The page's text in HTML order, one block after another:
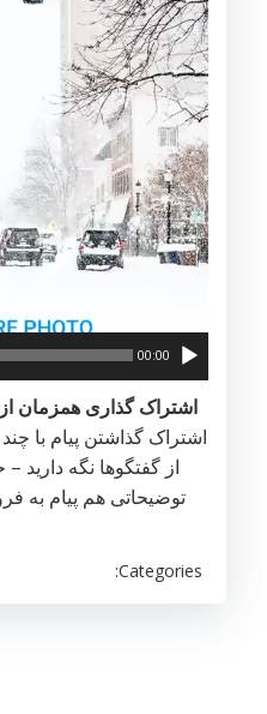
00:00
اشتراک گذاری همزمان
اشتراک گذاشتن پیام با
از گفتگوها نگه دارید
توضیحاتی هم پیام به
Categories: